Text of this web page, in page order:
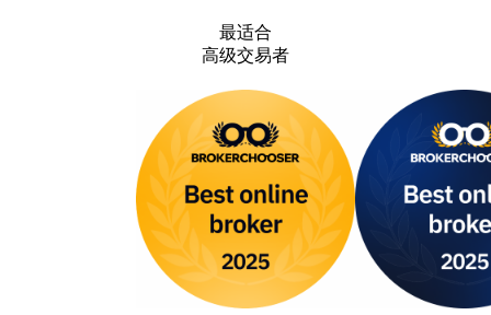
最适合
高级交易者